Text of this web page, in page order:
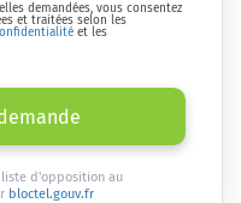
demandées, vous consentez
et traitées selon les
et les
liste d'opposition au
bloctel.gouv.fr